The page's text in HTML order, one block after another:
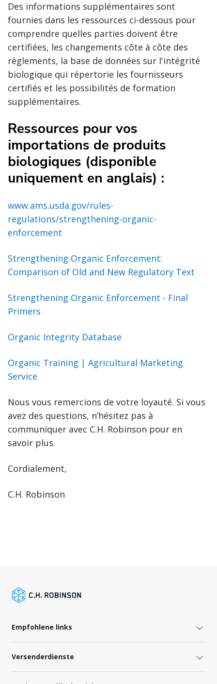
Des informations supplémentaires sont
fournies dans les ressources ci-dessous pour
comprendre quelles parties doivent être
certifiées, les changements côte à côte des
règlements, la base de données sur l'intégrité
biologique qui répertorie les fournisseurs
certifiés et les possibilités de formation
supplémentaires.
Ressources pour vos
importations de produits
biologiques (disponible
uniquement en anglais) :
www.ams.usda.gov/rules-
regulations/strengthening-organic-
enforcement
Strengthening Organic Enforcement:
Comparison of Old and New Regulatory Text
Strengthening Organic Enforcement - Final
Primers
Organic Integrity Database
Organic Training | Agricultural Marketing
Service
Nous vous remercions de votre loyauté. Si vous
avez des questions, n’hésitez pas à
communiquer avec C.H. Robinson pour en
savoir plus.
Cordialement,
C.H. Robinson
Empfohlene links
Versenderdienste